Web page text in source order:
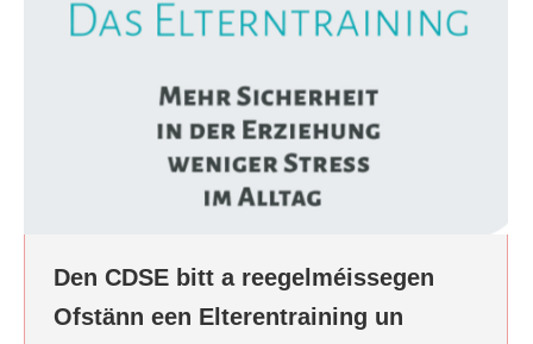
Den CDSE bitt a reegelméissegen
Ofstänn een Elterentraining un